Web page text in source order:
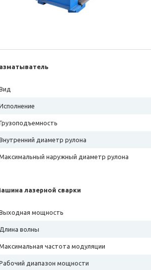
диаметр рулона
наружный диаметр рулона
лазерной сварки
мощность
Длина волны
частота модуляции
диапазон мощности